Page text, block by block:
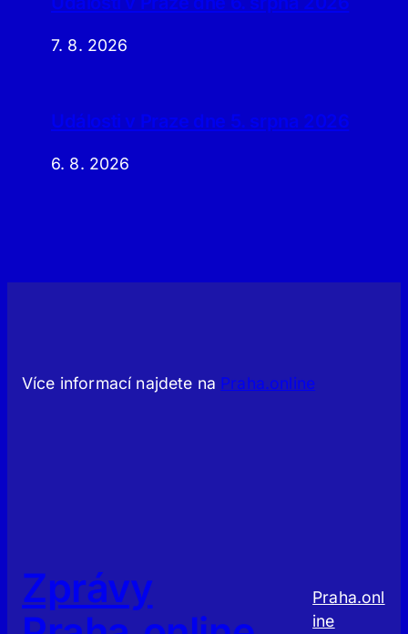
7. 8. 2026
Události v Praze dne 5. srpna 2026
6. 8. 2026
Více informací najdete na Praha.online
Zprávy
Praha.onl
ine